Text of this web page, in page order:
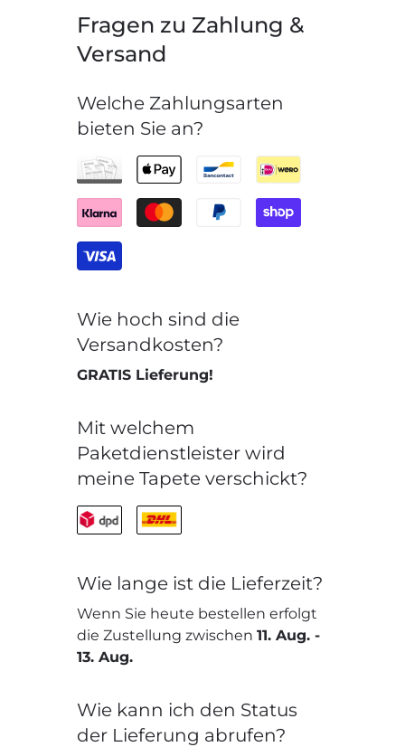
Fragen zu Zahlung &
Versand
Welche Zahlungsarten
bieten Sie an?
Wie hoch sind die
Versandkosten?
GRATIS Lieferung!
Mit welchem
Paketdienstleister wird
meine Tapete verschickt?
Wie lange ist die Lieferzeit?
Wenn Sie heute bestellen erfolgt
die Zustellung zwischen11. Aug. -
13. Aug.
Wie kann ich den Status
der Lieferung abrufen?